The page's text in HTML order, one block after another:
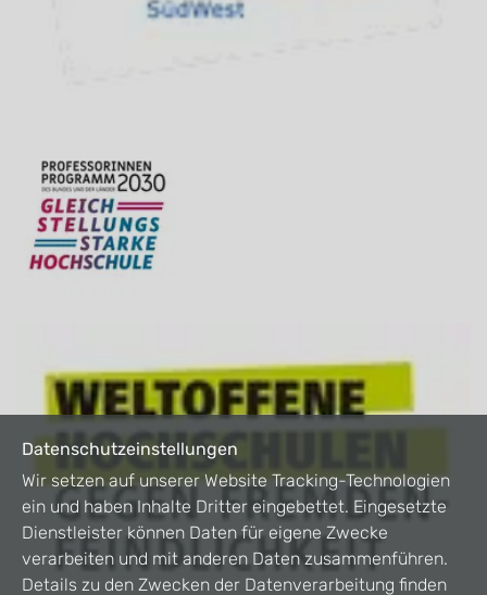
Datenschutzeinstellungen
Wir setzen auf unserer Website Tracking-Technologien
ein und haben Inhalte Dritter eingebettet. Eingesetzte
Dienstleister können Daten für eigene Zwecke
verarbeiten und mit anderen Daten zusammenführen.
Details zu den Zwecken der Datenverarbeitung finden